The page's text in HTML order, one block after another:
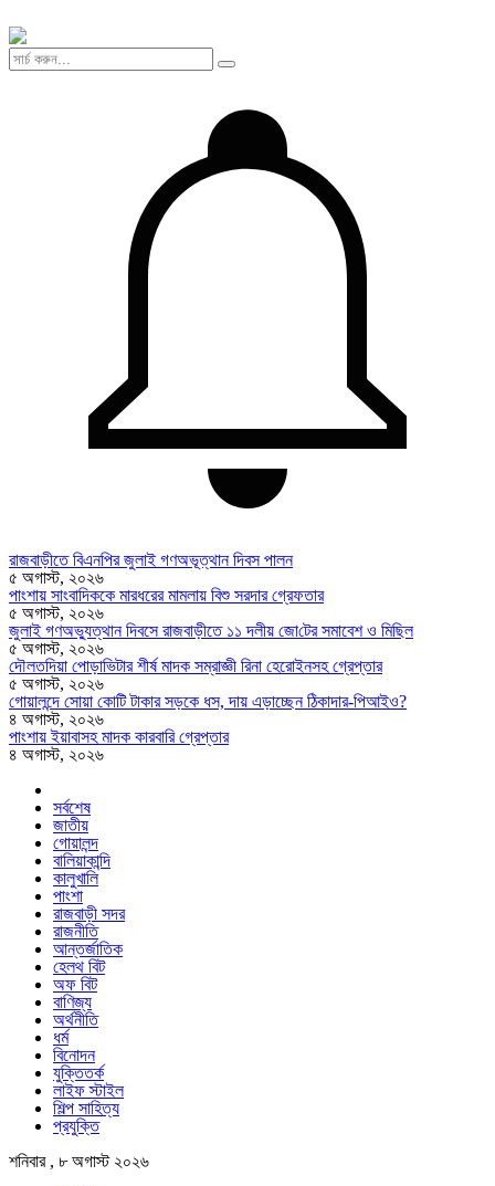
রাজবাড়ীতে বিএন‌পির জুলাই গণঅভূত্থান দিবস পালন
৫ অগাস্ট, ২০২৬
পাংশায় সাংবাদিককে মারধরের মামলায় বিশু সরদার গ্রেফতার
৫ অগাস্ট, ২০২৬
জুলাই গণঅভ্যুত্থান দিবসে রাজবাড়ীতে ১১ দলীয় জো‌টের সমাবেশ ও মি‌ছিল
৫ অগাস্ট, ২০২৬
দৌলতদিয়া পোড়াভিটার শীর্ষ মাদক সম্রাজ্ঞী রিনা হেরোইনসহ গ্রেপ্তার
৫ অগাস্ট, ২০২৬
গোয়ালন্দে সোয়া কোটি টাকার সড়কে ধস, দায় এড়াচ্ছেন ঠিকাদার-পিআইও?
৪ অগাস্ট, ২০২৬
পাংশায় ইয়াবাসহ মাদক কারবারি গ্রেপ্তার
৪ অগাস্ট, ২০২৬
সর্বশেষ
জাতীয়
গোয়ালন্দ
বালিয়াকান্দি
কালুখালি
পাংশা
রাজবাড়ী সদর
রাজনীতি
আন্তর্জাতিক
হেলথ বিট
অফ বিট
বাণিজ্য
অর্থনীতি
ধর্ম
বিনোদন
যুক্তিতর্ক
লাইফ স্টাইল
শিল্প সাহিত্য
প্রযুক্তি
শনিবার , ৮ অগাস্ট ২০২৬